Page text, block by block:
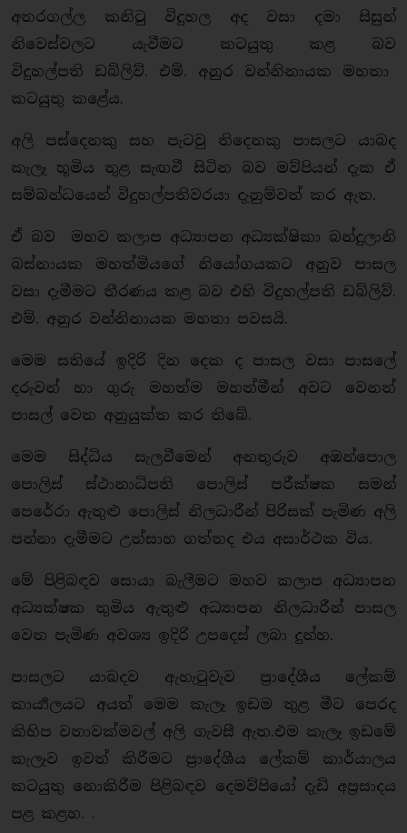
අතරගල්ල කනිටු විදුහල අද වසා දමා සිසුන්
නිවෙස්වලට යැවීමට කටයුතු කළ බව
විදුහල්පති ඩබ්ලිව්. එම්. අනුර වන්නිනායක මහතා
කටයුතු කළේය.
අලි පස්දෙනකු සහ පැටවු තිදෙනකු පාසලට යාබද
කැලෑ භූමිය තුළ සැඟවී සිටින බව මව්පියන් දැක ඒ
සම්බන්ධයෙන් විදුහල්පතිවරයා දැනුම්වත් කර ඇත.
ඒ බව මහව කලාප අධ්‍යාපන අධ්‍යක්ෂිකා බන්දුලානි
බස්නායක මහත්මියගේ නියෝගයකට අනුව පාසල
වසා දැමීමට තීරණය කළ බව එහි විදුහල්පති ඩබ්ලිව්.
එම්. අනුර වන්නිනායක මහතා පවසයි.
මෙම සතියේ ඉදිරි දින දෙක ද පාසල වසා පාසලේ
දරුවන් හා ගුරු මහත්ම මහත්මීන් අවට වෙනත්
පාසල් වෙත අනුයුක්ත කර තිබේ.
මෙම සිද්ධිය සැලවීමෙන් අනතුරුව අඹන්පොල
පොලිස් ස්ථානාධිපති පොලිස් පරීක්ෂක සමන්
පෙරේරා ඇතුළු පොලිස් නිලධාරීන් පිරිසක් පැමිණ අලි
පන්නා දැමීමට උත්සාහ ගත්තද එය අසාර්ථක විය.
මේ පිළිබඳව සොයා බැලීමට මහව කලාප අධ්‍යාපන
අධ්‍යක්ෂක තුමිය ඇතුළු අධ්‍යාපන නිලධාරීන් පාසල
වෙත පැමිණ අවශ්‍ය ඉදිරි උපදෙස් ලබා දුන්හ.
පාසලට යාබදව ඇහැටුවැව ප්‍රාදේශීය ලේකම්
කාර්‍යාලයට අයත් මෙම කැලෑ ඉඩම තුළ මීට පෙරද
කිහිප වතාවක්මවල් අලි ගැවසී ඇත.එම කැලෑ ඉඩමේ
කැලෑව ඉවත් කිරීමට ප්‍රාදේශීය ලේකම් කාර්යාලය
කටයුතු නොකිරීම පිළිබඳව දෙමව්පියෝ දැඩි අප්‍රසාදය
පළ කළහ. .